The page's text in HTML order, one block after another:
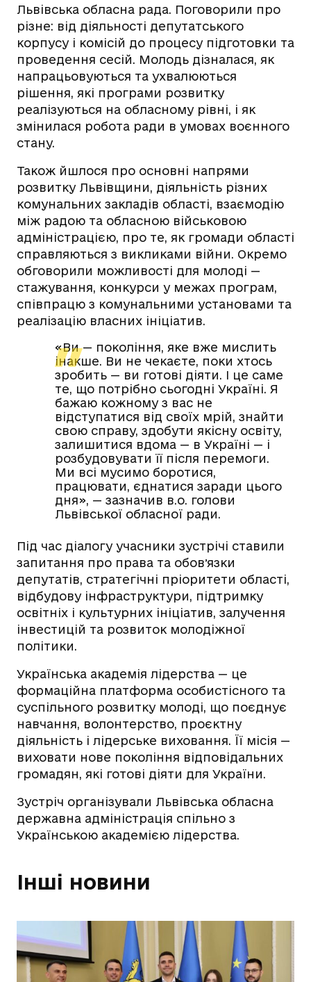
Львівська обласна рада. Поговорили про
різне: від діяльності депутатського
корпусу і комісій до процесу підготовки та
проведення сесій. Молодь дізналася, як
напрацьовуються та ухвалюються
рішення, які програми розвитку
реалізуються на обласному рівні, і як
змінилася робота ради в умовах воєнного
стану.
Також йшлося про основні напрями
розвитку Львівщини, діяльність різних
комунальних закладів області, взаємодію
між радою та обласною військовою
адміністрацією, про те, як громади області
справляються з викликами війни. Окремо
обговорили можливості для молоді —
стажування, конкурси у межах програм,
співпрацю з комунальними установами та
реалізацію власних ініціатив.
«Ви — покоління, яке вже мислить
інакше. Ви не чекаєте, поки хтось
зробить — ви готові діяти. І це саме
те, що потрібно сьогодні Україні. Я
бажаю кожному з вас не
відступатися від своїх мрій, знайти
свою справу, здобути якісну освіту,
залишитися вдома — в Україні — і
розбудовувати її після перемоги.
Ми всі мусимо боротися,
працювати, єднатися заради цього
дня», — зазначив в.о. голови
Львівської обласної ради.
Під час діалогу учасники зустрічі ставили
запитання про права та обовʼязки
депутатів, стратегічні пріоритети області,
відбудову інфраструктури, підтримку
освітніх і культурних ініціатив, залучення
інвестицій та розвиток молодіжної
політики.
Українська академія лідерства — це
формаційна платформа особистісного та
суспільного розвитку молоді, що поєднує
навчання, волонтерство, проєктну
діяльність і лідерське виховання. Її місія —
виховати нове покоління відповідальних
громадян, які готові діяти для України.
Зустріч організували Львівська обласна
державна адміністрація спільно з
Українською академією лідерства.
Інші новини